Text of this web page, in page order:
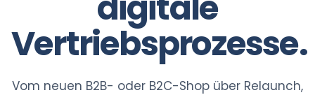
Vertriebsprozesse.
Vom neuen B2B- oder B2C-Shop über Relaunch,